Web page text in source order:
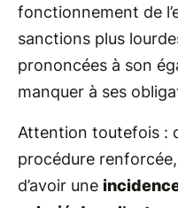
fonctionnement de
sanctions plus
prononcées à son
manquer à ses
Attention toutefois :
procédure
d’avoir une